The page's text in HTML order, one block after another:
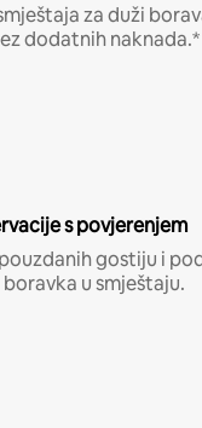
za duži
dodatnih naknada.*
s povjerenjem
gostiju i
u smještaju.